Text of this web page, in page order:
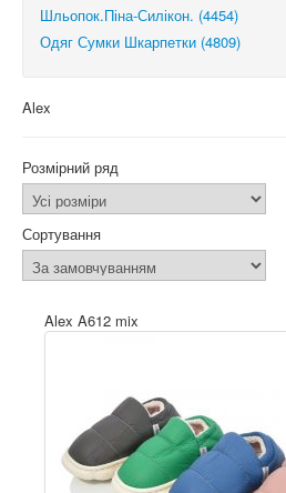
Шльопок.Піна-Силікон. (4454)
Одяг Сумки Шкарпетки (4809)
Alex
Розмірний ряд
Сортування
Alex A612 mix